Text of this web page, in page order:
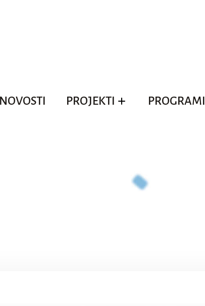
NOVOSTI PROJEKTI PROGRAMI